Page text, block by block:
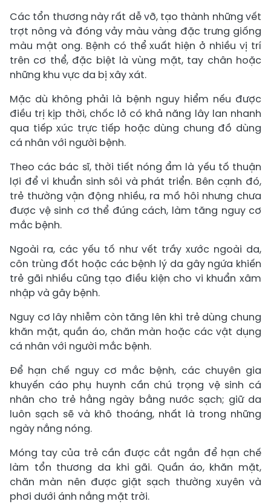
Các tổn thương này rất dễ vỡ, tạo thành những vết
trợt nông và đóng vảy màu vàng đặc trưng giống
màu mật ong. Bệnh có thể xuất hiện ở nhiều vị trí
trên cơ thể, đặc biệt là vùng mặt, tay chân hoặc
những khu vực da bị xây xát.
Mặc dù không phải là bệnh nguy hiểm nếu được
điều trị kịp thời, chốc lở có khả năng lây lan nhanh
qua tiếp xúc trực tiếp hoặc dùng chung đồ dùng
cá nhân với người bệnh.
Theo các bác sĩ, thời tiết nóng ẩm là yếu tố thuận
lợi để vi khuẩn sinh sôi và phát triển. Bên cạnh đó,
trẻ thường vận động nhiều, ra mồ hôi nhưng chưa
được vệ sinh cơ thể đúng cách, làm tăng nguy cơ
mắc bệnh.
Ngoài ra, các yếu tố như vết trầy xước ngoài da,
côn trùng đốt hoặc các bệnh lý da gây ngứa khiến
trẻ gãi nhiều cũng tạo điều kiện cho vi khuẩn xâm
nhập và gây bệnh.
Nguy cơ lây nhiễm còn tăng lên khi trẻ dùng chung
khăn mặt, quần áo, chăn màn hoặc các vật dụng
cá nhân với người mắc bệnh.
Để hạn chế nguy cơ mắc bệnh, các chuyên gia
khuyến cáo phụ huynh cần chú trọng vệ sinh cá
nhân cho trẻ hằng ngày bằng nước sạch; giữ da
luôn sạch sẽ và khô thoáng, nhất là trong những
ngày nắng nóng.
Móng tay của trẻ cần được cắt ngắn để hạn chế
làm tổn thương da khi gãi. Quần áo, khăn mặt,
chăn màn nên được giặt sạch thường xuyên và
phơi dưới ánh nắng mặt trời.